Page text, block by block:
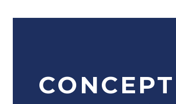
CONCEPT